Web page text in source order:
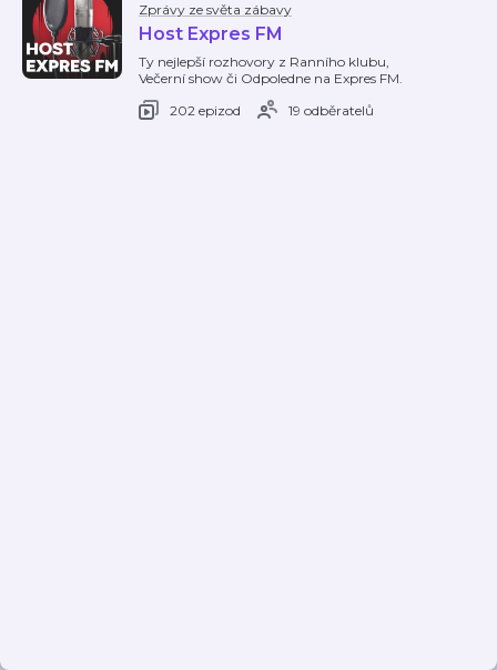
Zprávy ze světa zábavy
Host Expres FM
Ty nejlepší rozhovory z Ranního klubu,
Večerní show či Odpoledne na Expres FM.
202 epizod
19 odběratelů